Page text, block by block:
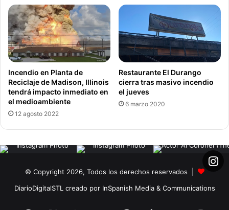
Incendio en Planta de
Reciclaje de Madison, Illinois
tendrá impacto inmediato en
el medioambiente
12 agosto 2022
Restaurante El Durango
cierra tras masivo incendio
el jueves
6 marzo 2020
© Copyright 2026, Todos los derechos reservados |
DiarioDigitalSTL creado por InSpanish Media & Communications